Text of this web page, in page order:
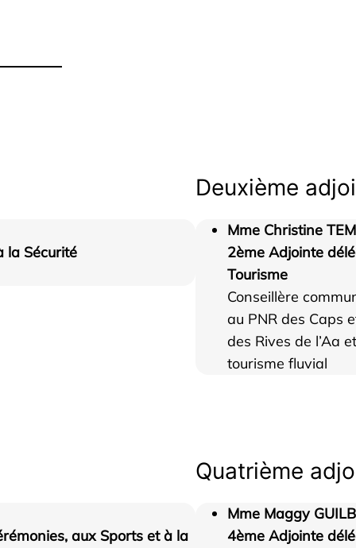
la Sécurité
Deuxième
Mme Christine
2ème Adjointe
Tourisme
Conseillère
au PNR des Caps
des Rives de l’Aa
tourisme fluvial
aux Sports et à la
Quatrième
Mme Maggy
4ème Adjointe